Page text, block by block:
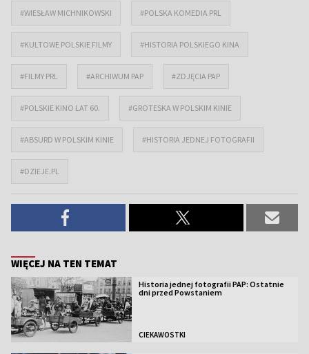
#WIESŁAW MICHNIKOWSKI #POLSKA KOMEDIA PRL
#KULTOWE POLSKIE FILMY #HISTORIA POLSKIEGO KINA
#FILMY PRL #ARCHIWUM PAP #ZDJĘCIA PAP
#POLSKIE KINO LAT 60. #GROTESKA W POLSKIM KINIE
#ABSURD W POLSKIM KINIE #HISTORIA JEDNEJ FOTOGRAFII
#DZIEJE.PL
WIĘCEJ NA TEN TEMAT
Historia jednej fotografii PAP: Ostatnie
dni przed Powstaniem
CIEKAWOSTKI